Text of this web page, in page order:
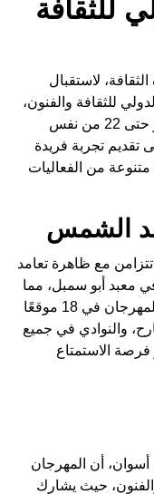
للثقافة
لاستقبال
للثقافة والفنون،
والذي سيبدأ غدًا، الأحد 16 فبراير، ويستمر حتى 22 من نفس
تقديم تجربة فريدة
من الفعاليات
الشمس
مع ظاهرة تعامد
معبد أبو سمبل، مما
يضفي طابعًا مميزًا على الأحداث. سيقام المهرجان في 18 موقعًا
والنوادي في جميع
الاستمتاع
أسوان، أن المهرجان
حيث يشارك